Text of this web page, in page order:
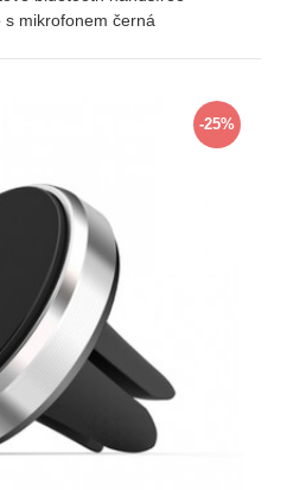
s mikrofonem černá
-25%